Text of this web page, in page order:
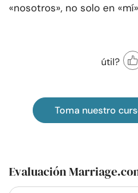
«nosotros», no solo en
útil?
Toma nuestro
Evaluación